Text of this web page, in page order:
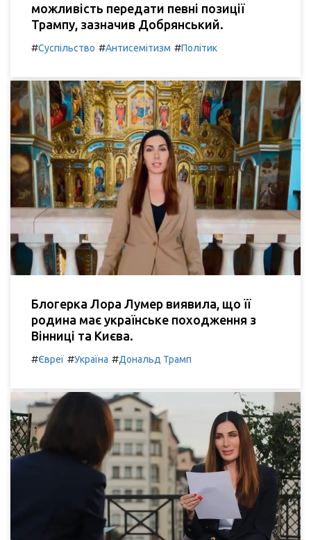
можливість передати певні позиції
Трампу, зазначив Добрянський.
#Суспільство #Антисемітизм #Політик
Блогерка Лора Лумер виявила, що її
родина має українське походження з
Вінниці та Києва.
#Євреї #Україна #Дональд Трамп